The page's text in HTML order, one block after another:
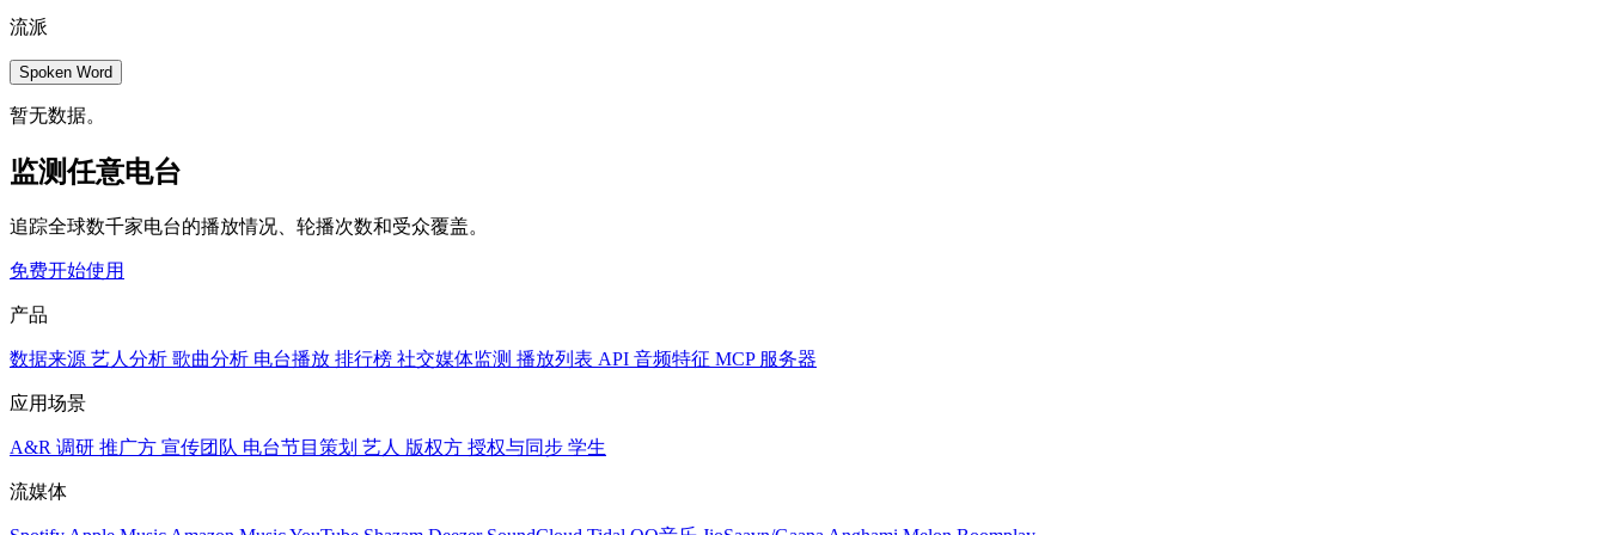
流派
Spoken Word
暂无数据。
监测任意电台
追踪全球数千家电台的播放情况、轮播次数和受众覆盖。
免费开始使用
产品
数据来源 艺人分析 歌曲分析 电台播放 排行榜 社交媒体监测 播放列表 API 音频特征 MCP 服务器
应用场景
A&R 调研 推广方 宣传团队 电台节目策划 艺人 版权方 授权与同步 学生
流媒体